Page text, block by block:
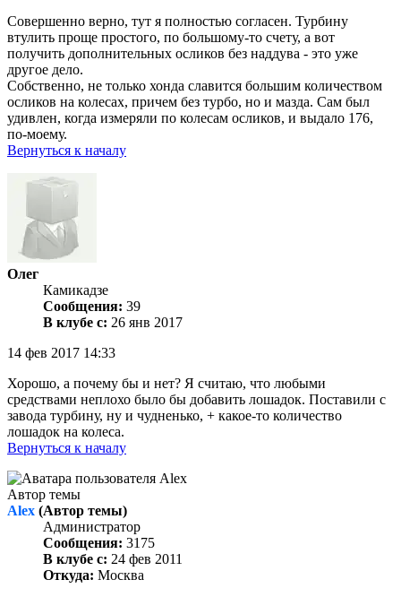
Совершенно верно, тут я полностью согласен. Турбину
втулить проще простого, по большому-то счету, а вот
получить дополнительных осликов без наддува - это уже
другое дело.
Собственно, не только хонда славится большим количеством
осликов на колесах, причем без турбо, но и мазда. Сам был
удивлен, когда измеряли по колесам осликов, и выдало 176,
по-моему.
Вернуться к началу
Олег
Камикадзе
Сообщения: 39
В клубе с: 26 янв 2017
14 фев 2017 14:33
Хорошо, а почему бы и нет? Я считаю, что любыми
средствами неплохо было бы добавить лошадок. Поставили с
завода турбину, ну и чудненько, + какое-то количество
лошадок на колеса.
Вернуться к началу
Автор темы
Alex (Автор темы)
Администратор
Сообщения: 3175
В клубе с: 24 фев 2011
Откуда: Москва